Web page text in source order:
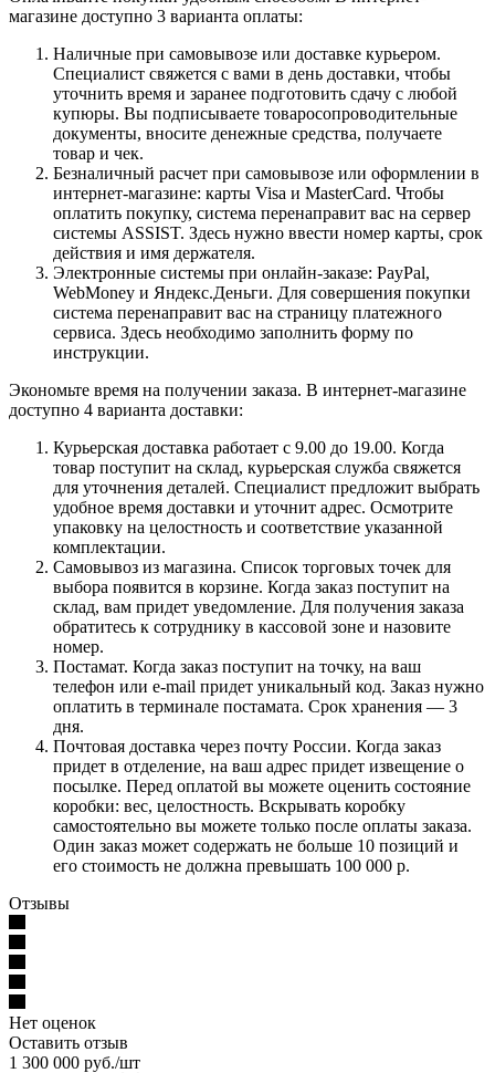
магазине доступно 3 варианта оплаты:
Наличные при самовывозе или доставке курьером.
Специалист свяжется с вами в день доставки, чтобы
уточнить время и заранее подготовить сдачу с любой
купюры. Вы подписываете товаросопроводительные
документы, вносите денежные средства, получаете
товар и чек.
Безналичный расчет при самовывозе или оформлении в
интернет-магазине: карты Visa и MasterCard. Чтобы
оплатить покупку, система перенаправит вас на сервер
системы ASSIST. Здесь нужно ввести номер карты, срок
действия и имя держателя.
Электронные системы при онлайн-заказе: PayPal,
WebMoney и Яндекс.Деньги. Для совершения покупки
система перенаправит вас на страницу платежного
сервиса. Здесь необходимо заполнить форму по
инструкции.
Экономьте время на получении заказа. В интернет-магазине
доступно 4 варианта доставки:
Курьерская доставка работает с 9.00 до 19.00. Когда
товар поступит на склад, курьерская служба свяжется
для уточнения деталей. Специалист предложит выбрать
удобное время доставки и уточнит адрес. Осмотрите
упаковку на целостность и соответствие указанной
комплектации.
Самовывоз из магазина. Список торговых точек для
выбора появится в корзине. Когда заказ поступит на
склад, вам придет уведомление. Для получения заказа
обратитесь к сотруднику в кассовой зоне и назовите
номер.
Постамат. Когда заказ поступит на точку, на ваш
телефон или e-mail придет уникальный код. Заказ нужно
оплатить в терминале постамата. Срок хранения — 3
дня.
Почтовая доставка через почту России. Когда заказ
придет в отделение, на ваш адрес придет извещение о
посылке. Перед оплатой вы можете оценить состояние
коробки: вес, целостность. Вскрывать коробку
самостоятельно вы можете только после оплаты заказа.
Один заказ может содержать не больше 10 позиций и
его стоимость не должна превышать 100 000 р.
Отзывы
Нет оценок
Оставить отзыв
1 300 000 руб./шт